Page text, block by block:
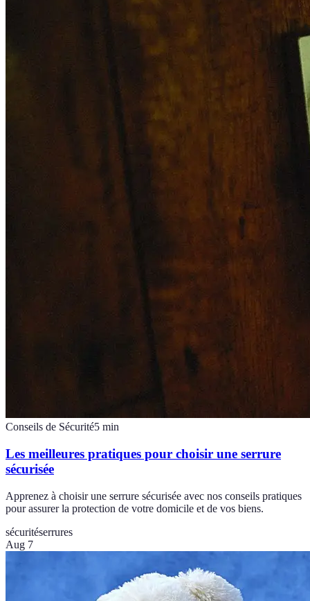
Conseils de Sécurité5 min
Les meilleures pratiques pour choisir une serrure
sécurisée
Apprenez à choisir une serrure sécurisée avec nos conseils pratiques
pour assurer la protection de votre domicile et de vos biens.
sécuritéserrures
Aug 7